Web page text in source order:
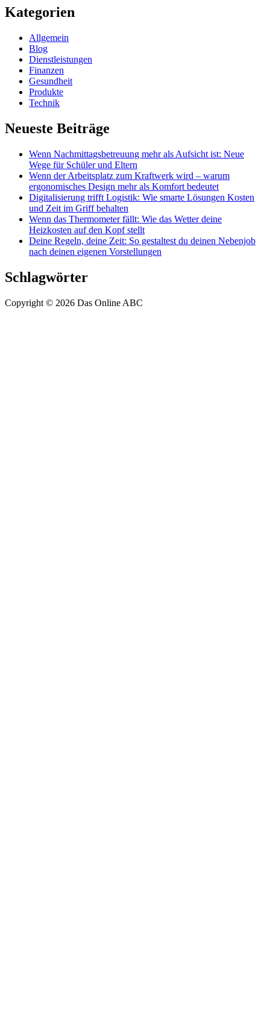
Kategorien
Allgemein
Blog
Dienstleistungen
Finanzen
Gesundheit
Produkte
Technik
Neueste Beiträge
Wenn Nachmittagsbetreuung mehr als Aufsicht ist: Neue
Wege für Schüler und Eltern
Wenn der Arbeitsplatz zum Kraftwerk wird – warum
ergonomisches Design mehr als Komfort bedeutet
Digitalisierung trifft Logistik: Wie smarte Lösungen Kosten
und Zeit im Griff behalten
Wenn das Thermometer fällt: Wie das Wetter deine
Heizkosten auf den Kopf stellt
Deine Regeln, deine Zeit: So gestaltest du deinen Nebenjob
nach deinen eigenen Vorstellungen
Schlagwörter
Copyright © 2026 Das Online ABC